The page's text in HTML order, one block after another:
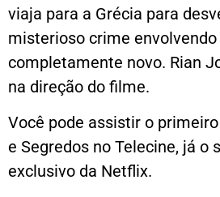
viaja para a Grécia para
misterioso crime
completamente novo. Rian
na direção do filme.
Você pode assistir o
e Segredos no Telecine, já o
exclusivo da Netflix.